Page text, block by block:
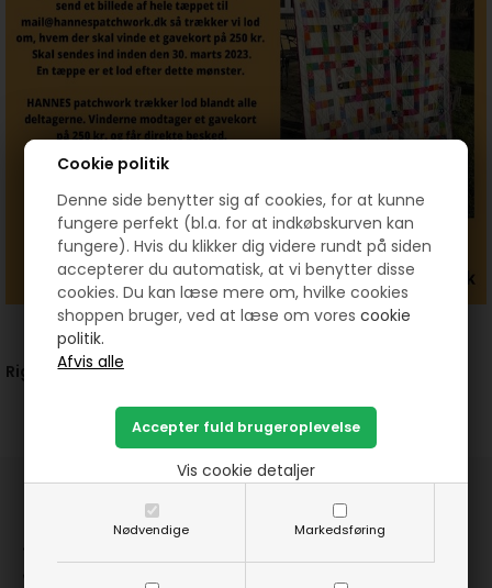
Cookie politik
Denne side benytter sig af cookies, for at kunne
fungere perfekt (bl.a. for at indkøbskurven kan
fungere). Hvis du klikker dig videre rundt på siden
accepterer du automatisk, at vi benytter disse
cookies. Du kan læse mere om, hvilke cookies
shoppen bruger, ved at læse om vorescookie
politik.
Nødvendige Markedsføring
Vis cookie detaljer
Rigtig god fornøjelse.
HANNES Patchwork
Jernbanegade 12 - 8881 Thorsø